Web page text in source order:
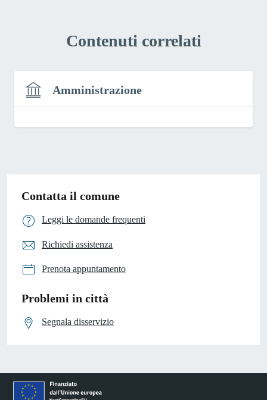
Contenuti correlati
Amministrazione
Contatta il comune
Leggi le domande frequenti
Richiedi assistenza
Prenota appuntamento
Problemi in città
Segnala disservizio